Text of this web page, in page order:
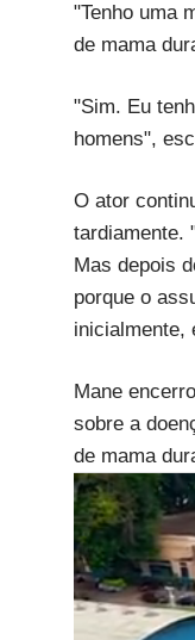
"Tenho uma
de mama
"Sim. Eu
homens",
O ator
tardiamente.
Mas depois
porque o
inicialmente,
Mane
sobre a
de mama